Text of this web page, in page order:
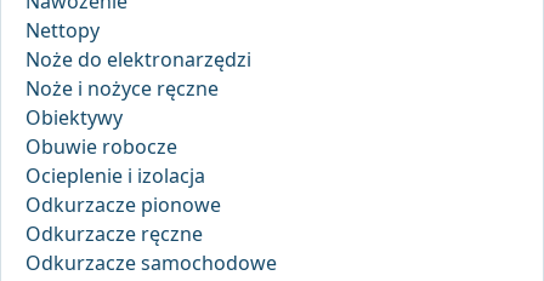
Nettopy
Noże do elektronarzędzi
Noże i nożyce ręczne
Obiektywy
Obuwie robocze
Ocieplenie i izolacja
Odkurzacze pionowe
Odkurzacze ręczne
Odkurzacze samochodowe